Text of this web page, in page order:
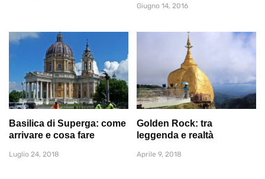
Giugno 14, 2016
Basilica di Superga: come
arrivare e cosa fare
Luglio 24, 2018
Golden Rock: tra
leggenda e realtà
Aprile 9, 2018